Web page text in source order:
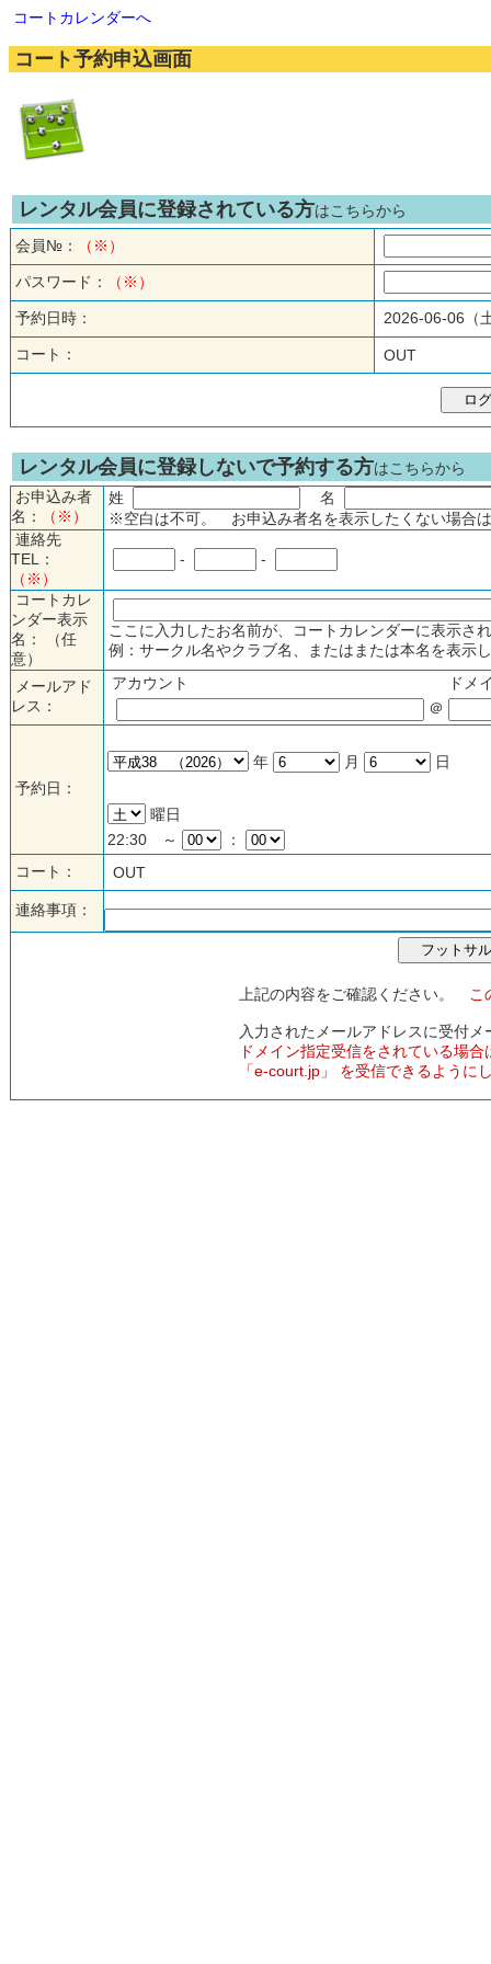
コートカレンダーへ
コート予約申込画面
レンタル会員に登録されている方はこちらから
会員№：
（※）
パスワード： （※）
予約日時： 2026-06-06
コート： OUT
レンタル会員に登録しないで予約する方はこちらから
お申込み者
名：
（※）
姓
名
※空白は不可。 お申込み者名を表示したくない場合
連絡先
TEL：
（※）
- -
コートカレ
ンダー表示
名： （任
意）
ここに入力したお名前が、コートカレンダーに表示
例：サークル名やクラブ名、またはまたは本名を表示
メールアド
レス：
アカウント
ドメ
＠
予約日：
年 月 日
曜日
22:30 ～
：
コート：
OUT
連絡事項：
上記の内容をご確認ください。 こ
入力されたメールアドレスに受付
ドメイン指定受信をされている場合
「e-court.jp」 を受信できるように